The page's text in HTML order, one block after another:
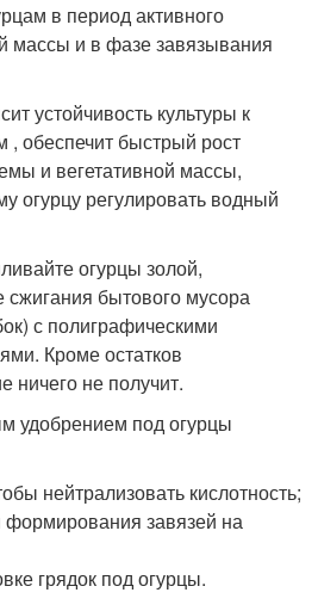
в период активного
массы и в фазе завязывания
устойчивость культуры к
, обеспечит быстрый рост
и вегетативной массы,
огурцу регулировать водный
огурцы золой,
бытового мусора
с полиграфическими
Кроме остатков
ничего не получит.
удобрением под огурцы
нейтрализовать кислотность;
формирования завязей на
грядок под огурцы.